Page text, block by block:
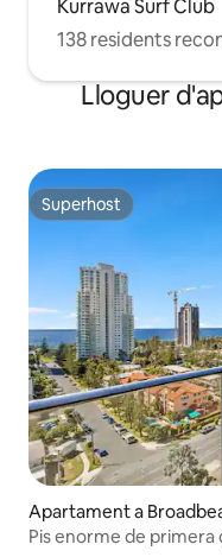
Kurrawa Surf Club
138 residents
Lloguer
Superhost
Superhost
Apartament a
Pis enorme de primera